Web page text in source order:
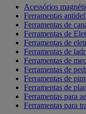
Acessórios
Ferramentas
Ferramentas de
Ferramentas de
Ferramentas de
Ferramentas de
Ferramentas de
Ferramentas de
Ferramentas de
Ferramentas de
Ferramentas para
Ferramentas para